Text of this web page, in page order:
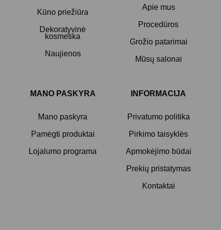
Kūno priežiūra
Dekoratyvinė
kosmetika
Naujienos
Apie mus
Procedūros
Grožio patarimai
Mūsų salonai
MANO PASKYRA
Mano paskyra
Pamėgti produktai
Lojalumo programa
INFORMACIJA
Privatumo politika
Pirkimo taisyklės
Apmokėjimo būdai
Prekių pristatymas
Kontaktai